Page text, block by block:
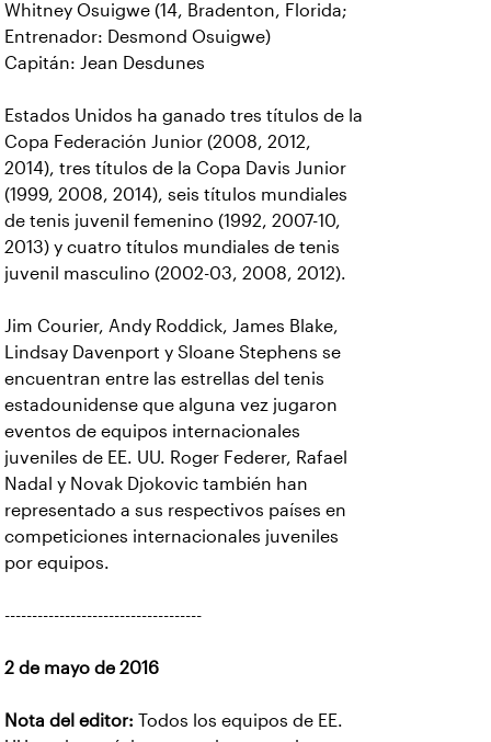
Whitney Osuigwe (14, Bradenton, Florida;
Entrenador: Desmond Osuigwe)
Capitán: Jean Desdunes
Estados Unidos ha ganado tres títulos de la
Copa Federación Junior (2008, 2012,
2014), tres títulos de la Copa Davis Junior
(1999, 2008, 2014), seis títulos mundiales
de tenis juvenil femenino (1992, 2007-10,
2013) y cuatro títulos mundiales de tenis
juvenil masculino (2002-03, 2008, 2012).
Jim Courier, Andy Roddick, James Blake,
Lindsay Davenport y Sloane Stephens se
encuentran entre las estrellas del tenis
estadounidense que alguna vez jugaron
eventos de equipos internacionales
juveniles de EE. UU. Roger Federer, Rafael
Nadal y Novak Djokovic también han
representado a sus respectivos países en
competiciones internacionales juveniles
por equipos.
------------------------------------
2 de mayo de 2016
Nota del editor: Todos los equipos de EE.